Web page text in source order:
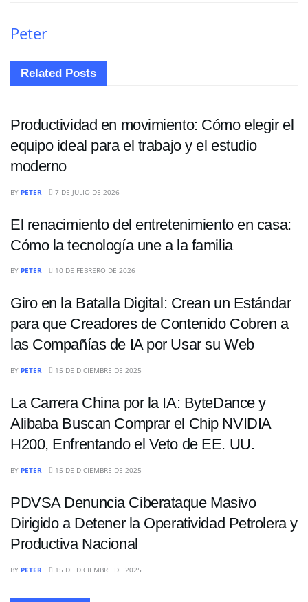
Peter
Related Posts
TECNOLOGIA
Productividad en movimiento: Cómo elegir el
equipo ideal para el trabajo y el estudio
moderno
BY PETER 7 DE JULIO DE 2026
El renacimiento del entretenimiento en casa:
Cómo la tecnología une a la familia
BY PETER 10 DE FEBRERO DE 2026
Giro en la Batalla Digital: Crean un Estándar
para que Creadores de Contenido Cobren a
las Compañías de IA por Usar su Web
BY PETER 15 DE DICIEMBRE DE 2025
La Carrera China por la IA: ByteDance y
Alibaba Buscan Comprar el Chip NVIDIA
H200, Enfrentando el Veto de EE. UU.
BY PETER 15 DE DICIEMBRE DE 2025
PDVSA Denuncia Ciberataque Masivo
Dirigido a Detener la Operatividad Petrolera y
Productiva Nacional
BY PETER 15 DE DICIEMBRE DE 2025